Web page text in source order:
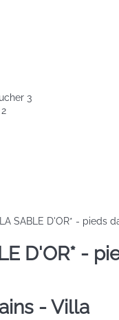
3
2
SABLE D'OR* - pieds
D'OR* -
-Villa